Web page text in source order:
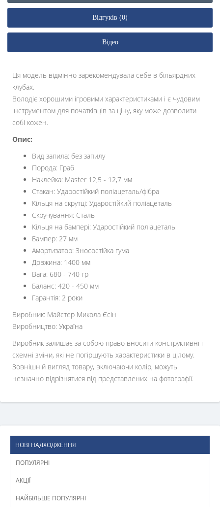
Відгуків (0)
Відео
Ця модель відмінно зарекомендувала себе в більярдних
клубах.
Володіє хорошими ігровими характеристиками і є чудовим
інструментом для початківців за ціну, яку може дозволити
собі кожен.
Опис:
Вид запила: без запилу
Порода: Граб
Наклейка: Master 12,5 - 12,7 мм
Стакан: Ударостійкий поліацеталь/фібра
Кільця на скрутці: Ударостійкий поліацеталь
Скручування: Сталь
Кільця на бампері: Ударостійкий поліацеталь
Бампер: 27 мм
Амортизатор: Зносостійка гума
Довжина: 1400 мм
Вага: 680 - 740 гр
Баланс: 420 - 450 мм
Гарантія: 2 роки
Виробник: Майстер Микола Єсін
Виробництво: Україна
Виробник залишає за собою право вносити конструктивні і
схемні зміни, які не погіршують характеристики в цілому.
Зовнішній вигляд товару, включаючи колір, можуть
незначно відрізнятися від представлених на фотографії.
НОВІ НАДХОДЖЕННЯ
ПОПУЛЯРНІ
АКЦІЇ
НАЙБІЛЬШЕ ПОПУЛЯРНІ